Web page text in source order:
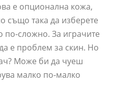
е опционална кожа,
също така да изберете
по-сложно. За играчите
е проблем за скин. Но
Може би да чуеш
малко по-малко